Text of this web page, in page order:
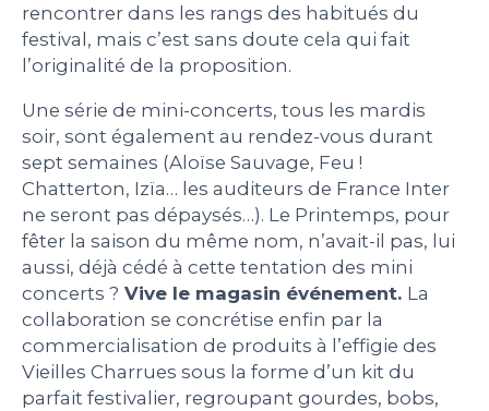
rencontrer dans les rangs des habitués du
festival, mais c’est sans doute cela qui fait
l’originalité de la proposition.
Une série de mini-concerts, tous les mardis
soir, sont également au rendez-vous durant
sept semaines (Aloïse Sauvage, Feu !
Chatterton, Izïa… les auditeurs de France Inter
ne seront pas dépaysés…). Le Printemps, pour
fêter la saison du même nom, n’avait-il pas, lui
aussi, déjà cédé à cette tentation des mini
concerts ? Vive le magasin événement. La
collaboration se concrétise enfin par la
commercialisation de produits à l’effigie des
Vieilles Charrues sous la forme d’un kit du
parfait festivalier, regroupant gourdes, bobs,